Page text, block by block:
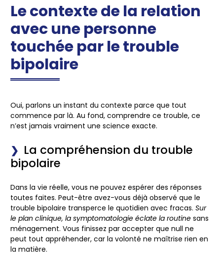
Le contexte de la relation
avec une personne
touchée par le trouble
bipolaire
Oui, parlons un instant du contexte parce que tout
commence par là. Au fond, comprendre ce trouble, ce
n’est jamais vraiment une science exacte.
La compréhension du trouble
bipolaire
Dans la vie réelle, vous ne pouvez espérer des réponses
toutes faites. Peut-être avez-vous déjà observé que le
trouble bipolaire transperce le quotidien avec fracas. Sur
le plan clinique, la symptomatologie éclate la routine sans
ménagement. Vous finissez par accepter que null ne
peut tout appréhender, car la volonté ne maîtrise rien en
la matière.